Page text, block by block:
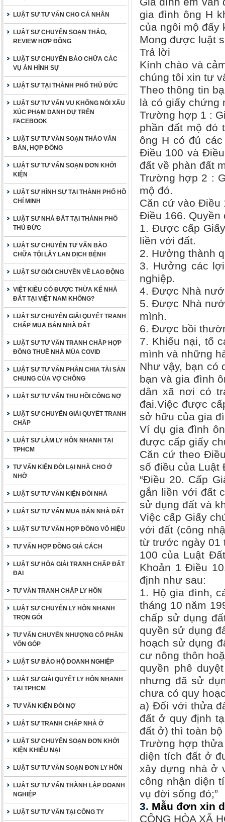
LUẬT SƯ TƯ VẤN CHO CÁ NHÂN
LUẬT SƯ CHUYÊN SOẠN THẢO,
REVIEW HỢP ĐỒNG
LUẬT SƯ CHUYÊN BÀO CHỮA CÁC
VỤ ÁN HÌNH SỰ
LUẬT SƯ TẠI THÀNH PHỐ THỦ ĐỨC
LUẬT SƯ TƯ VẤN VU KHỐNG NÓI XẤU
XÚC PHẠM DANH DỰ TRÊN
FACEBOOK
LUẬT SƯ TƯ VẤN SOẠN THẢO VĂN
BẢN, HỢP ĐỒNG
LUẬT SƯ TƯ VẤN SOẠN ĐƠN KHỞI
KIỆN
LUẬT SƯ HÌNH SỰ TẠI THÀNH PHỐ HỒ
CHÍ MINH
LUẬT SƯ NHÀ ĐẤT TẠI THÀNH PHỐ
THỦ ĐỨC
LUẬT SƯ CHUYÊN TƯ VẤN BÀO
CHỮA TỘI LÂY LAN DỊCH BỆNH
LUẬT SƯ GIỎI CHUYÊN VỀ LAO ĐỘNG
VIỆT KIỀU CÓ ĐƯỢC THỪA KẾ NHÀ
ĐẤT TẠI VIỆT NAM KHÔNG?
LUẬT SƯ CHUYÊN GIẢI QUYẾT TRANH
CHẤP MUA BÁN NHÀ ĐẤT
LUẬT SƯ TƯ VẤN TRANH CHẤP HỢP
ĐỒNG THUÊ NHÀ MÙA COVID
LUẬT SƯ TƯ VẤN PHÂN CHIA TÀI SẢN
CHUNG CỦA VỢ CHỒNG
LUẬT SƯ TƯ VẤN THU HỒI CÔNG NỢ
LUẬT SƯ CHUYÊN GIẢI QUYẾT TRANH
CHẤP
LUẬT SƯ LÀM LY HÔN NHANH TẠI
TPHCM
TƯ VẤN KIỆN ĐÒI LẠI NHÀ CHO Ở
NHỜ
LUẬT SƯ TƯ VẤN KIỆN ĐÒI NHÀ
LUẬT SƯ TƯ VẤN MUA BÁN NHÀ ĐẤT
LUẬT SƯ TƯ VẤN HỢP ĐỒNG VÔ HIỆU
TƯ VẤN HỢP ĐỒNG GIẢ CÁCH
LUẬT SƯ HÒA GIẢI TRANH CHẤP ĐẤT
ĐAI
TƯ VẤN TRANH CHẤP LY HÔN
LUẬT SƯ CHUYÊN LY HÔN NHANH
TRỌN GÓI
TƯ VẤN CHUYỂN NHƯỢNG CỔ PHẦN
VỐN GÓP
LUẬT SƯ BẢO HỘ DOANH NGHIỆP
LUẬT SƯ GIẢI QUYẾT LY HÔN NHANH
TẠI TPHCM
TƯ VẤN KIỆN ĐÒI NỢ
LUẬT SƯ TRANH CHẤP NHÀ Ở
LUẬT SƯ CHUYÊN SOẠN ĐƠN KHỞI
KIỆN KHIẾU NẠI
LUẬT SƯ TƯ VẤN SOẠN ĐƠN LY HÔN
LUẬT SƯ TƯ VẤN THÀNH LẬP DOANH
NGHIỆP
LUẬT SƯ TƯ VẤN TẠI CÔNG TY
gia đình ông H
của ngôi mộ đấy
Mong được luật
Trả lời
Kính chào và
chúng tôi xin tư
Theo thông tin
là có giấy chứng
Trường hợp 1 :
phần đất mộ đó
ông H có đủ
Điều 100 và
đất về phàn đất
Trường hợp 2 :
mộ đó.
Căn cứ vào Điều
Điều 166. Quyền
1. Được cấp
liền với đất.
2. Hưởng thành
3. Hưởng các
nghiệp.
4. Được Nhà
5. Được Nhà
mình.
6. Được bồi
7. Khiếu nại, tố
mình và những
Như vậy, bạn có
bạn và gia đình
dân xã nơi có
đai.Việc được
sở hữu của gia
Ví dụ gia đình
được cấp giấy
Căn cứ theo
số điều của Luật
“Điều 20. Cấp
gắn liền với đất
sử dụng đất và
Việc cấp Giấy
với đất (công
từ trước ngày 01
100 của Luật
Khoản 1 Điều
định như sau:
1. Hộ gia đình,
tháng 10 năm
chấp sử dụng
quyền sử dụng
hoạch sử dụng
cư nông thôn
quyền phê
nhưng đã sử
chưa có quy
a) Đối với thửa
đất ở quy định
đất ở) thì toàn
Trường hợp
diện tích đất ở
xây dựng nhà ở
công nhận diện
vụ đời sống đó;”
3. Mẫu đơn xin
CỘNG HÒA XÃ